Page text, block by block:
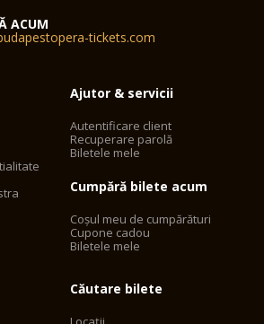
ACUM
tickets.com
Ajutor & servicii
Autentificare client
Recuperare parolă
Biletele mele
Cumpără bilete acum
Coșul meu de cumpărături
Cupone cadou
Biletele mele
Căutare bilete